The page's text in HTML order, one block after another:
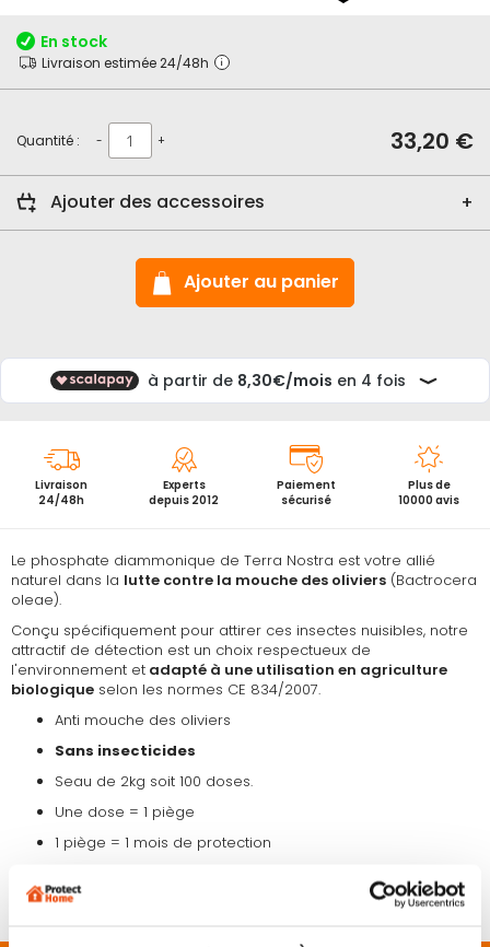
de
la
Le phosphate diammonique de Terra Nostra est votre allié
naturel dans la lutte contre la mouche des oliviers (Bactrocera
oleae).
Conçu spécifiquement pour attirer ces insectes nuisibles, notre
attractif de détection est un choix respectueux de
l'environnement et adapté à une utilisation en agriculture
biologique selon les normes CE 834/2007.
Anti mouche des oliviers
Sans insecticides
Seau de 2kg soit 100 doses.
Une dose = 1 piège
1 piège = 1 mois de protection
À utiliser dans les pièges Tap Trap
En stock
Livraison estimée 24/48h
Quantité : - + 33,20 €
Ajouter des accessoires
Ajouter au panier
Livraison
24/48h
Experts
depuis 2012
Paiement
sécurisé
Plus de
10000 avis